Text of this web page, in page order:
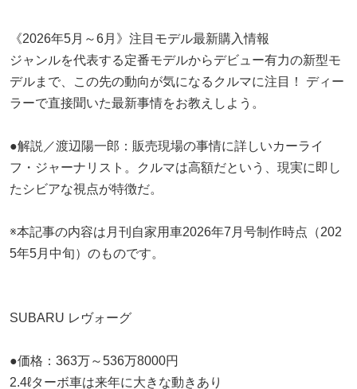
《2026年5月～6月》注目モデル最新購入情報
ジャンルを代表する定番モデルからデビュー有力の新型モ
デルまで、この先の動向が気になるクルマに注目！ ディー
ラーで直接聞いた最新事情をお教えしよう。
●解説／渡辺陽一郎：販売現場の事情に詳しいカーライ
フ・ジャーナリスト。クルマは高額だという、現実に即し
たシビアな視点が特徴だ。
※本記事の内容は月刊自家用車2026年7月号制作時点（202
5年5月中旬）のものです。
SUBARU レヴォーグ
●価格：363万～536万8000円
2.4ℓターボ車は来年に大きな動きあり